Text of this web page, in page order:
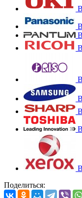
Поделиться: